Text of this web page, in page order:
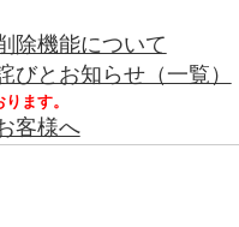
除機能について
とお知らせ（一覧）
ます。
客様へ